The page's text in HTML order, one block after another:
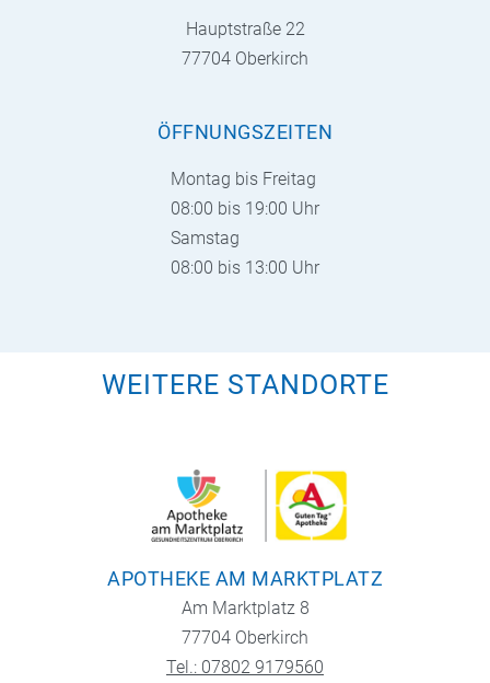
Hauptstraße 22
77704 Oberkirch
ÖFFNUNGSZEITEN
Montag bis Freitag
08:00 bis 19:00 Uhr
Samstag
08:00 bis 13:00 Uhr
WEITERE STANDORTE
APOTHEKE AM MARKTPLATZ
Am Marktplatz 8
77704 Oberkirch
Tel.: 07802 9179560